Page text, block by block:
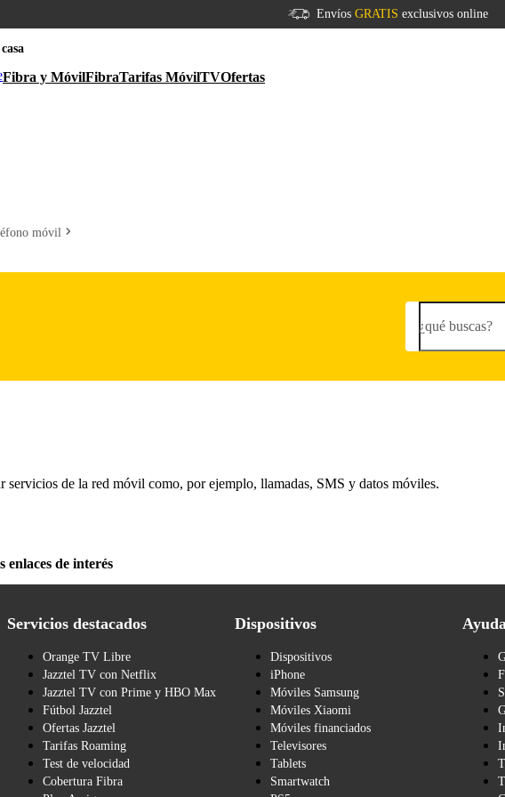
Envíos GRATIS exclusivos online
Fibra y MóvilFibraTarifas MóvilTVOfertas
móvil
¿qué buscas?
servicios de la red móvil como, por ejemplo, llamadas, SMS y datos móviles.
enlaces de interés
Servicios destacados
Orange TV Libre
Jazztel TV con Netflix
Jazztel TV con Prime y HBO Max
Fútbol Jazztel
Ofertas Jazztel
Tarifas Roaming
Test de velocidad
Cobertura Fibra
Dispositivos
Dispositivos
iPhone
Móviles Samsung
Móviles Xiaomi
Móviles financiados
Televisores
Tablets
Smartwatch